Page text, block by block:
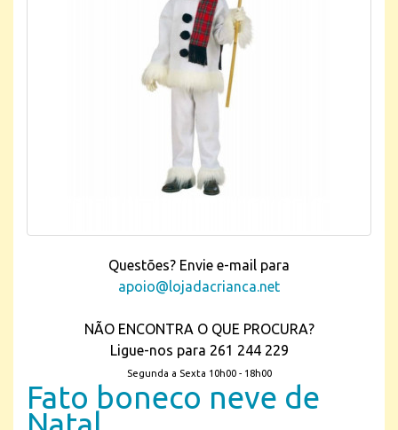
Questões? Envie e-mail para
apoio@lojadacrianca.net
NÃO ENCONTRA O QUE PROCURA?
Ligue-nos para 261 244 229
Segunda a Sexta 10h00 - 18h00
Fato boneco neve de